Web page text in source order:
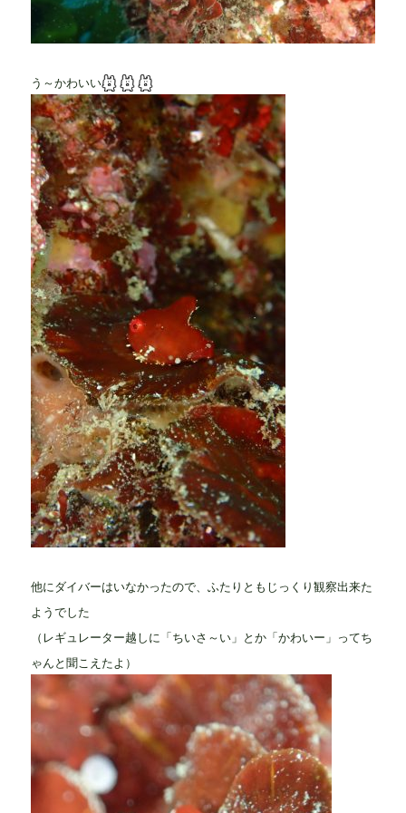
う～かわいい
他にダイバーはいなかったので、ふたりともじっくり観察出来た
ようでした
（レギュレーター越しに「ちいさ～い」とか「かわいー」ってち
ゃんと聞こえたよ）